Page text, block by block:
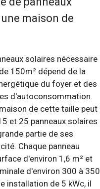
maison de
solaires nécessaire
150m² dépend de la
du foyer et des
d'autoconsommation.
de cette taille peut
et 25 panneaux solaires
partie de ses
Chaque panneau
d'environ 1,6 m² et
d'environ 300 à 350
installation de 5 kWc, il